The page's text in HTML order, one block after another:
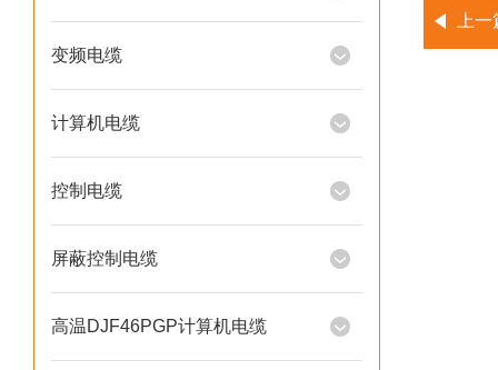
变频电缆
计算机电缆
控制电缆
屏蔽控制电缆
高温DJF46PGP计算机电缆
上